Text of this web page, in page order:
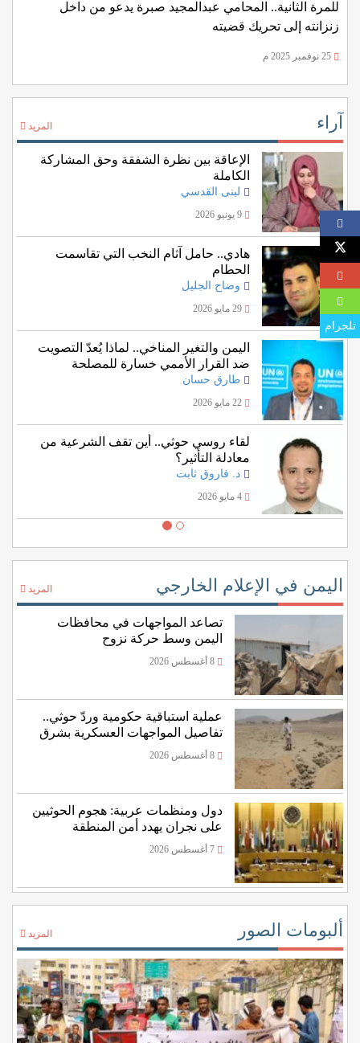
للمرة الثانية.. المحامي عبدالمجيد صبرة يدعو من داخل
زنزانته إلى تحريك قضيته
آراء المزيد
الإعاقة بين نظرة الشفقة وحق المشاركة
الكاملة
لبنى القدسي
9 يونيو 2026
هادي.. حامل آثام النخب التي تقاسمت
الحطام
وضاح الجليل
29 مايو 2026
اليمن والتغير المناخي.. لماذا يُعدّ التصويت
ضد القرار الأممي خسارة للمصلحة
اليمنية؟
طارق حسان
22 مايو 2026
لقاء روسي حوثي.. أين تقف الشرعية من
معادلة التأثير؟
د. فاروق ثابت
4 مايو 2026
اليمن في الإعلام الخارجي المزيد
تصاعد المواجهات في محافظات
اليمن وسط حركة نزوح
8 أغسطس 2026
عملية استباقية حكومية وردّ حوثي..
تفاصيل المواجهات العسكرية بشرق
اليمن8 أغسطس 2026
دول ومنظمات عربية: هجوم الحوثيين
على نجران يهدد أمن المنطقة
7 أغسطس 2026
ألبومات الصور المزيد
تلجرام